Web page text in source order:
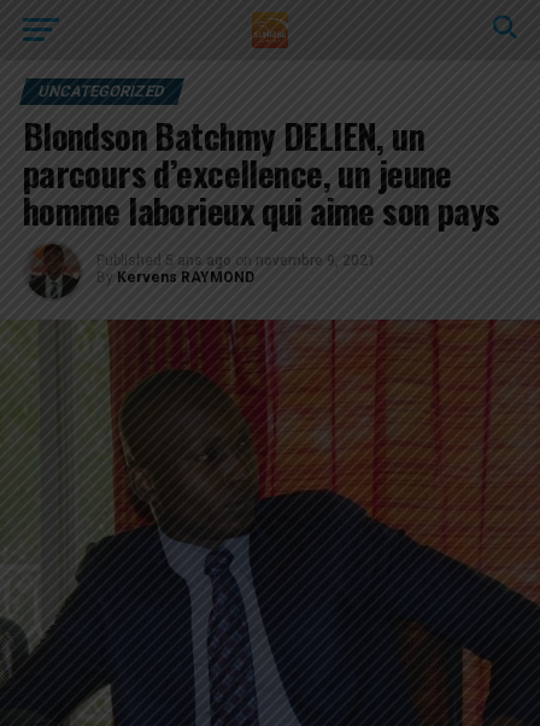
UNCATEGORIZED
Blondson Batchmy DELIEN, un
parcours d’excellence, un jeune
homme laborieux qui aime son pays
Published 5 ans ago on
novembre 9, 2021
By Kervens RAYMOND